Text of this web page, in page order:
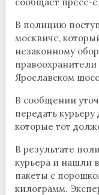
В полицию
москвиче,
незаконному
Ярославском
В сообщении
передать
которые тот
В результате
курьера и нашли
пакеты с
килограмм.